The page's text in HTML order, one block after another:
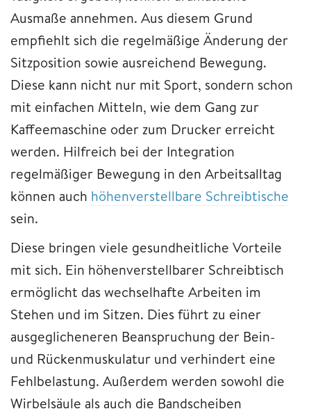
Ausmaße annehmen. Aus diesem Grund
empfiehlt sich die regelmäßige Änderung der
Sitzposition sowie ausreichend Bewegung.
Diese kann nicht nur mit Sport, sondern schon
mit einfachen Mitteln, wie dem Gang zur
Kaffeemaschine oder zum Drucker erreicht
werden. Hilfreich bei der Integration
regelmäßiger Bewegung in den Arbeitsalltag
können auch höhenverstellbare Schreibtische
sein.
Diese bringen viele gesundheitliche Vorteile
mit sich. Ein höhenverstellbarer Schreibtisch
ermöglicht das wechselhafte Arbeiten im
Stehen und im Sitzen. Dies führt zu einer
ausgeglicheneren Beanspruchung der Bein-
und Rückenmuskulatur und verhindert eine
Fehlbelastung. Außerdem werden sowohl die
Wirbelsäule als auch die Bandscheiben